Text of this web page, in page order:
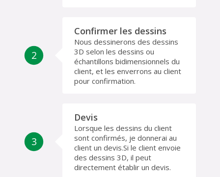
2
Confirmer les dessins
Nous dessinerons des dessins
3D selon les dessins ou
échantillons bidimensionnels du
client, et les enverrons au client
pour confirmation.
3
Devis
Lorsque les dessins du client
sont confirmés, je donnerai au
client un devis.Si le client envoie
des dessins 3D, il peut
directement établir un devis.